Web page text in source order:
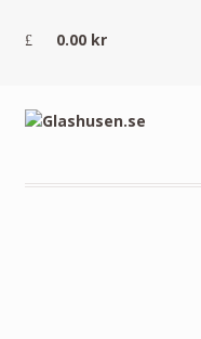
0.00 kr